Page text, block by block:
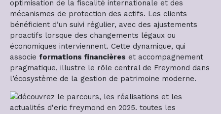
optimisation de la fiscalité internationale et des
mécanismes de protection des actifs. Les clients
bénéficient d’un suivi régulier, avec des ajustements
proactifs lorsque des changements légaux ou
économiques interviennent. Cette dynamique, qui
associe formations financières et accompagnement
pragmatique, illustre le rôle central de Freymond dans
l’écosystème de la gestion de patrimoine moderne.